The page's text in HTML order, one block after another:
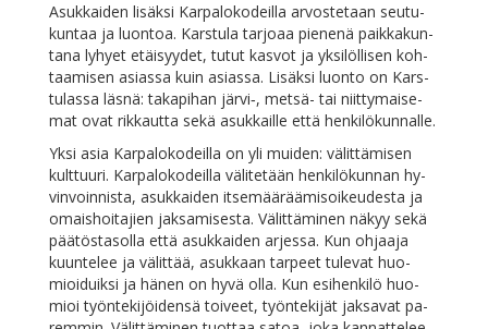
Asuk­kai­den li­säk­si Kar­pa­lo­ko­deil­la ar­vos­te­taan seu­tu­
kun­taa ja luon­toa. Kars­tu­la tar­jo­aa pie­ne­nä paik­ka­kun­
ta­na ly­hyet etäi­syy­det, tu­tut kas­vot ja yk­si­löl­li­sen koh­
taa­mi­sen asias­sa kuin asias­sa. Li­säk­si luon­to on Kars­
tu­las­sa läs­nä: ta­ka­pi­han järvi‑, met­sä- tai niit­ty­mai­se­
mat ovat rik­kaut­ta se­kä asuk­kail­le et­tä henkilökunnalle.
Yk­si asia Kar­pa­lo­ko­deil­la on yli mui­den: vä­lit­tä­mi­sen
kult­tuu­ri. Kar­pa­lo­ko­deil­la vä­li­te­tään hen­ki­lö­kun­nan hy­
vin­voin­nis­ta, asuk­kai­den it­se­mää­rää­mi­soi­keu­des­ta ja
omais­hoi­ta­jien jak­sa­mi­ses­ta. Vä­lit­tä­mi­nen nä­kyy se­kä
pää­tös­ta­sol­la et­tä asuk­kai­den ar­jes­sa. Kun oh­jaa­ja
kuun­te­lee ja vä­lit­tää, asuk­kaan tar­peet tu­le­vat huo­
mioi­duik­si ja hä­nen on hy­vä ol­la. Kun esi­hen­ki­lö huo­
mioi työn­te­ki­jöi­den­sä toi­veet, työn­te­ki­jät jak­sa­vat pa­